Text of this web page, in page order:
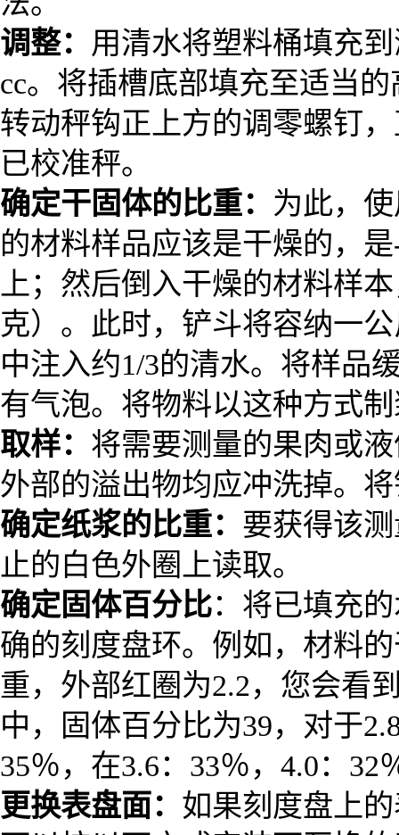
调整： 用清水将塑料桶填充
cc。 将插槽底部填充至适当
转动秤钩正上方的调零螺钉
已校准秤。
确定干固体的比重： 为此，
的材料样品应该是干燥的，
上；然后倒入干燥的材料样
克）。此时，铲斗将容纳一
中注入约1/3的清水。将样品
有气泡。将物料以这种方式
取样： 将需要测量的果肉或
外部的溢出物均应冲洗掉。
确定纸浆的比重： 要获得该
止的白色外圈上读取。
确定固体百分比：将已填充
确的刻度盘环。 例如，材料
重，外部红圈为2.2，您会看
中，固体百分比为39，对于
35％，在3.6：33％，4.0：
更换表盘面： 如果刻度盘上